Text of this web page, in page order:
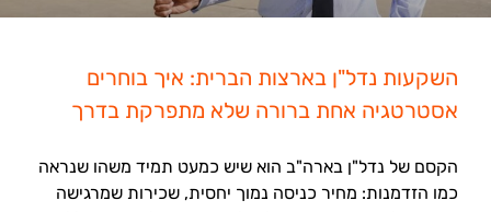
השקעות נדל"ן בארצות הברית: איך בוחרים
אסטרטגיה אחת ברורה שלא מתפרקת בדרך
הקסם של נדל"ן בארה"ב הוא שיש כמעט תמיד משהו שנראה
כמו הזדמנות: מחיר כניסה נמוך יחסית, שכירות שמרגישה